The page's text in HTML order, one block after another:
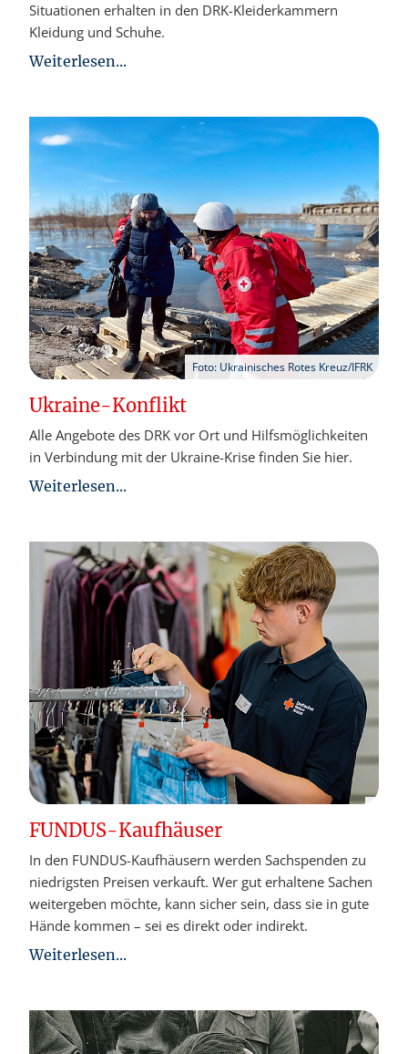
Situationen erhalten in den DRK-Kleiderkammern
Kleidung und Schuhe.
Weiterlesen...
Foto: Ukrainisches Rotes Kreuz/IFRK
Ukraine-Konflikt
Alle Angebote des DRK vor Ort und Hilfsmöglichkeiten
in Verbindung mit der Ukraine-Krise finden Sie hier.
Weiterlesen...
FUNDUS-Kaufhäuser
In den FUNDUS-Kaufhäusern werden Sachspenden zu
niedrigsten Preisen verkauft. Wer gut erhaltene Sachen
weitergeben möchte, kann sicher sein, dass sie in gute
Hände kommen – sei es direkt oder indirekt.
Weiterlesen...